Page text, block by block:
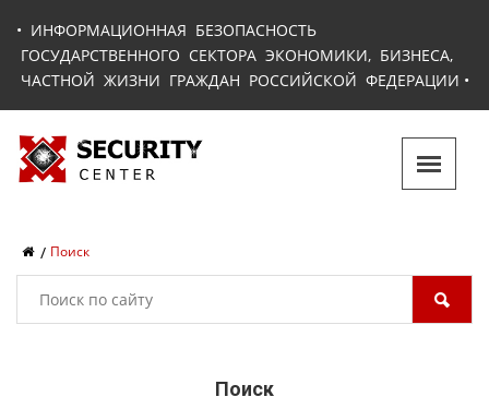
• ИНФОРМАЦИОННАЯ БЕЗОПАСНОСТЬ
ГОСУДАРСТВЕННОГО СЕКТОРА ЭКОНОМИКИ, БИЗНЕСА,
ЧАСТНОЙ ЖИЗНИ ГРАЖДАН РОССИЙСКОЙ ФЕДЕРАЦИИ •
Поиск
Поиск